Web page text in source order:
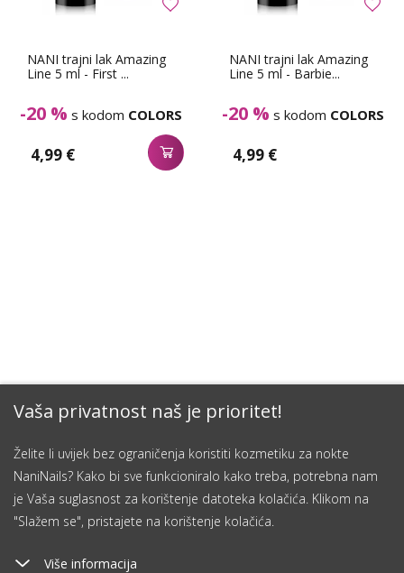
Vaša privatnost naš je prioritet!
Želite li uvijek bez ograničenja koristiti kozmetiku za nokte
NaniNails? Kako bi sve funkcioniralo kako treba, potrebna nam
je Vaša suglasnost za korištenje datoteka kolačića. Klikom na
"Slažem se", pristajete na korištenje kolačića.
Više informacija
NANI trajni lak Amazing
Line 5 ml - First ...
-20 % s kodom COLORS
4,99 €
NANI trajni lak Amazing
Line 5 ml - Barbie...
-20 % s kodom COLORS
4,99 €